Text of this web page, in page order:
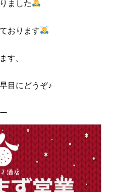
ました
おります
す。
目にどうぞ♪